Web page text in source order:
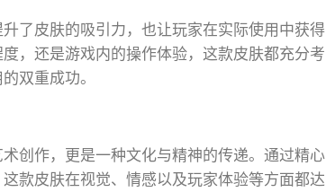
了皮肤的吸引力，也让玩家在实际使用中获得
，还是游戏内的操作体验，这款皮肤都充分考
双重成功。
创作，更是一种文化与精神的传递。通过精心
款皮肤在视觉、情感以及玩家体验等方面都达